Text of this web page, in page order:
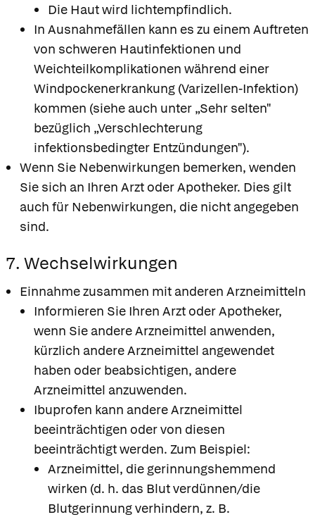
Die Haut wird lichtempfindlich.
In Ausnahmefällen kann es zu einem Auftreten
von schweren Hautinfektionen und
Weichteilkomplikationen während einer
Windpockenerkrankung (Varizellen-Infektion)
kommen (siehe auch unter „Sehr selten"
bezüglich „Verschlechterung
infektionsbedingter Entzündungen").
Wenn Sie Nebenwirkungen bemerken, wenden
Sie sich an Ihren Arzt oder Apotheker. Dies gilt
auch für Nebenwirkungen, die nicht angegeben
sind.
7. Wechselwirkungen
Einnahme zusammen mit anderen Arzneimitteln
Informieren Sie Ihren Arzt oder Apotheker,
wenn Sie andere Arzneimittel anwenden,
kürzlich andere Arzneimittel angewendet
haben oder beabsichtigen, andere
Arzneimittel anzuwenden.
Ibuprofen kann andere Arzneimittel
beeinträchtigen oder von diesen
beeinträchtigt werden. Zum Beispiel:
Arzneimittel, die gerinnungshemmend
wirken (d. h. das Blut verdünnen/die
Blutgerinnung verhindern, z. B.